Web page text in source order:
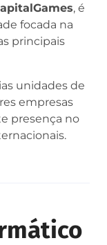
, é
focada na
principais
unidades de
empresas
presença no